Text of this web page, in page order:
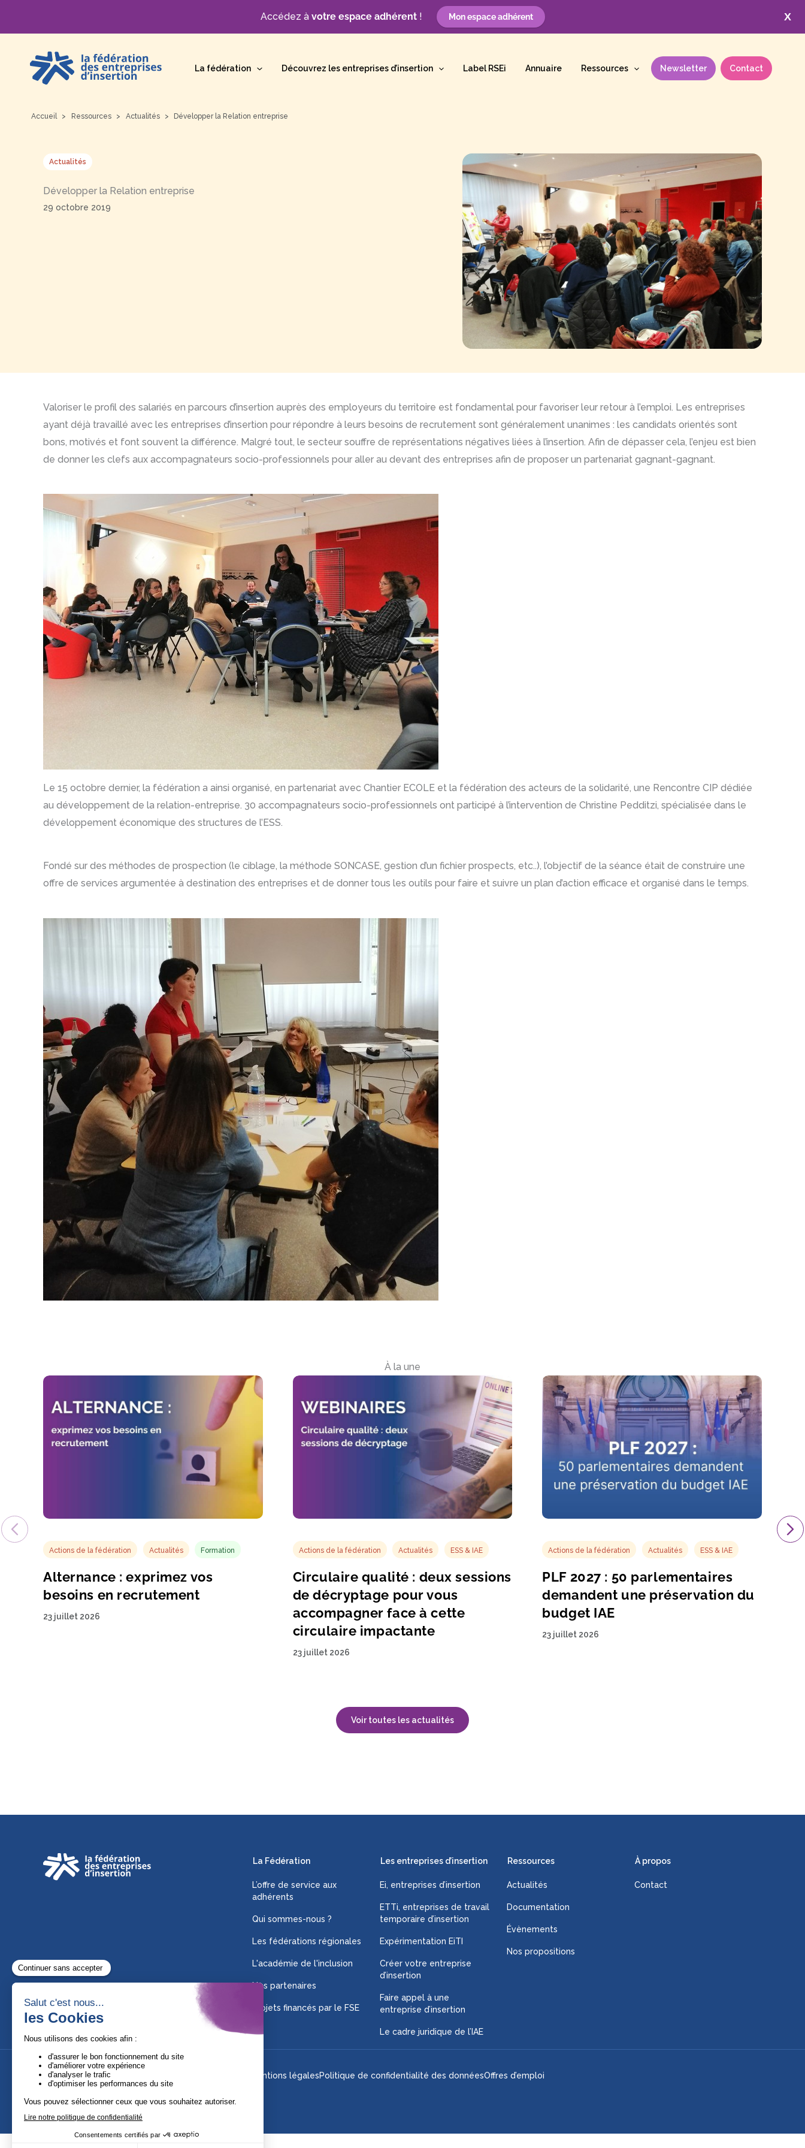
X
Accédez à votre espace adhérent! Mon espace adhérent
contenu
La fédération Découvrez les entreprises d’insertion Label RSEi Annuaire Ressources Newsletter Contact
Accueil Ressources Actualités Développer la Relation entreprise
Actualités
Développer la Relation entreprise
29 octobre 2019
Valoriser le profil des salariés en parcours d’insertion auprès des employeurs du territoire est fondamental pour favoriser leur retour à l’emploi. Les entreprises
ayant déjà travaillé avec les entreprises d’insertion pour répondre à leurs besoins de recrutement sont généralement unanimes : les candidats orientés sont
bons, motivés et font souvent la différence. Malgré tout, le secteur souffre de représentations négatives liées à l’insertion. Afin de dépasser cela, l’enjeu est bien
de donner les clefs aux accompagnateurs socio-professionnels pour aller au devant des entreprises afin de proposer un partenariat gagnant-gagnant.
Le 15 octobre dernier, la fédération a ainsi organisé, en partenariat avec Chantier ECOLE et la fédération des acteurs de la solidarité, une Rencontre CIP dédiée
au développement de la relation-entreprise. 30 accompagnateurs socio-professionnels ont participé à l’intervention de Christine Pedditzi, spécialisée dans le
développement économique des structures de l’ESS.
Fondé sur des méthodes de prospection (le ciblage, la méthode SONCASE, gestion d’un fichier prospects, etc..), l’objectif de la séance était de construire une
offre de services argumentée à destination des entreprises et de donner tous les outils pour faire et suivre un plan d’action efficace et organisé dans le temps.
À la une
Actions de la fédération Actualités Formation
Alternance : exprimez vos
besoins en recrutement
23 juillet 2026
Actions de la fédération Actualités ESS & IAE
Circulaire qualité : deux sessions
de décryptage pour vous
accompagner face à cette
circulaire impactante
23 juillet 2026
Actions de la fédération Actualités ESS & IAE
PLF 2027 : 50 parlementaires
demandent une préservation du
budget IAE
23 juillet 2026
Voir toutes les actualités
La Fédération
L’offre de service aux
adhérents
Qui sommes-nous ?
Les fédérations régionales
L'académie de l'inclusion
Nos partenaires
Projets financés par le FSE
Les entreprises d’insertion
Ei, entreprises d’insertion
ETTi, entreprises de travail
temporaire d’insertion
Expérimentation EiTI
Créer votre entreprise
d’insertion
Faire appel à une
entreprise d’insertion
Le cadre juridique de l’IAE
Ressources
Actualités
Documentation
Évènements
Nos propositions
À propos
Contact
Suivez-nous ! Mentions légalesPolitique de confidentialité des donnéesOffres d’emploi